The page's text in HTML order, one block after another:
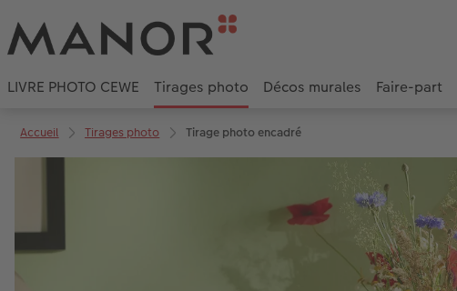
LIVRE PHOTO CEWE Tirages photo Décos murales Faire-part
Accueil Tirages photo Tirage photo encadré